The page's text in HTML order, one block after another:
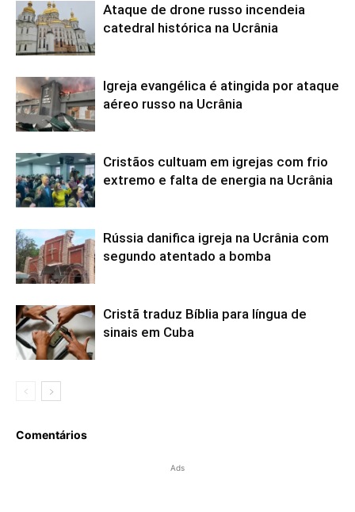
Ataque de drone russo incendeia
catedral histórica na Ucrânia
Igreja evangélica é atingida por ataque
aéreo russo na Ucrânia
Cristãos cultuam em igrejas com frio
extremo e falta de energia na Ucrânia
Rússia danifica igreja na Ucrânia com
segundo atentado a bomba
Cristã traduz Bíblia para língua de
sinais em Cuba
Comentários
Ads